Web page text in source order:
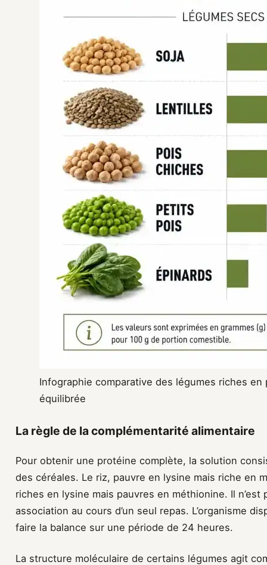
Infographie comparative des légumes riches
équilibrée
La règle de la complémentarité alimentaire
Pour obtenir une protéine complète, la solution
des céréales. Le riz, pauvre en lysine mais riche en
riches en lysine mais pauvres en méthionine. Il
association au cours d’un seul repas. L’organisme
faire la balance sur une période de 24 heures.
La structure moléculaire de certains légumes agit